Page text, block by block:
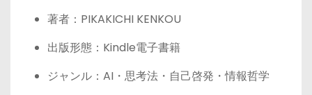
著者：PIKAKICHI KENKOU
出版形態：Kindle電子書籍
ジャンル：AI・思考法・自己啓発・情報哲学